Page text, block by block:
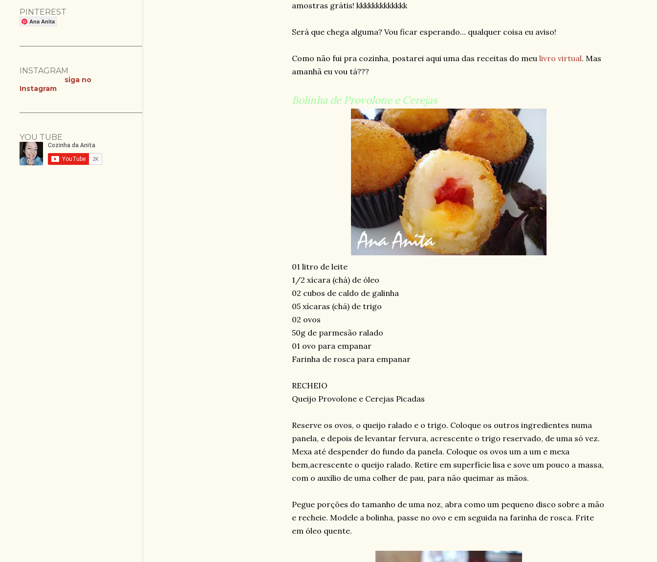
amostras grátis! kkkkkkkkkkkkk
Será que chega alguma? Vou ficar esperando... qualquer coisa eu aviso!
Como não fui pra cozinha, postarei aqui uma das receitas do meu livro virtual. Mas
amanhã eu vou tá???
Bolinha de Provolone e Cerejas
01 litro de leite
1/2 xícara (chá) de óleo
02 cubos de caldo de galinha
05 xícaras (chá) de trigo
02 ovos
50g de parmesão ralado
01 ovo para empanar
Farinha de rosca para empanar
RECHEIO
Queijo Provolone e Cerejas Picadas
Reserve os ovos, o queijo ralado e o trigo. Coloque os outros ingredientes numa
panela, e depois de levantar fervura, acrescente o trigo reservado, de uma só vez.
Mexa até despender do fundo da panela. Coloque os ovos um a um e mexa
bem,acrescente o queijo ralado. Retire em superfície lisa e sove um pouco a massa,
com o auxílio de uma colher de pau, para não queimar as mãos.
Pegue porções do tamanho de uma noz, abra como um pequeno disco sobre a mão
e recheie. Modele a bolinha, passe no ovo e em seguida na farinha de rosca. Frite
em óleo quente.
PINTEREST
Ana Anita
INSTAGRAM
siga no
Instagram
YOU TUBE